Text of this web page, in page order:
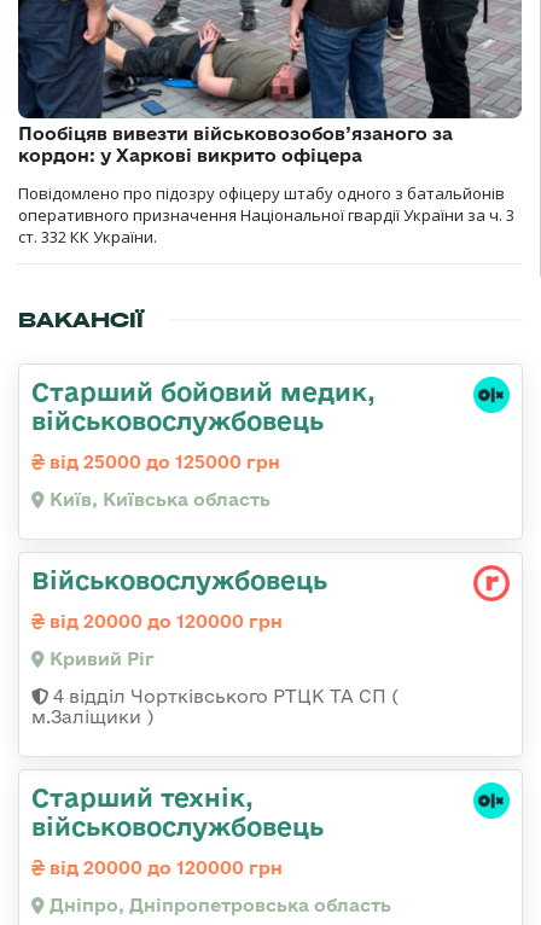
Пообіцяв вивезти військовозобов’язаного за
кордон: у Харкові викрито офіцера
Повідомлено про підозру офіцеру штабу одного з батальйонів
оперативного призначення Національної гвардії України за ч. 3
ст. 332 КК України.
ВАКАНСІЇ
Старший бойовий медик,
військовослужбовець
від 25000 до 125000 грн
Київ, Київська область
Військовослужбовець
від 20000 до 120000 грн
Кривий Ріг
4 відділ Чортківського РТЦК ТА СП (
м.Заліщики )
Старший технік,
військовослужбовець
від 20000 до 120000 грн
Дніпро, Дніпропетровська область